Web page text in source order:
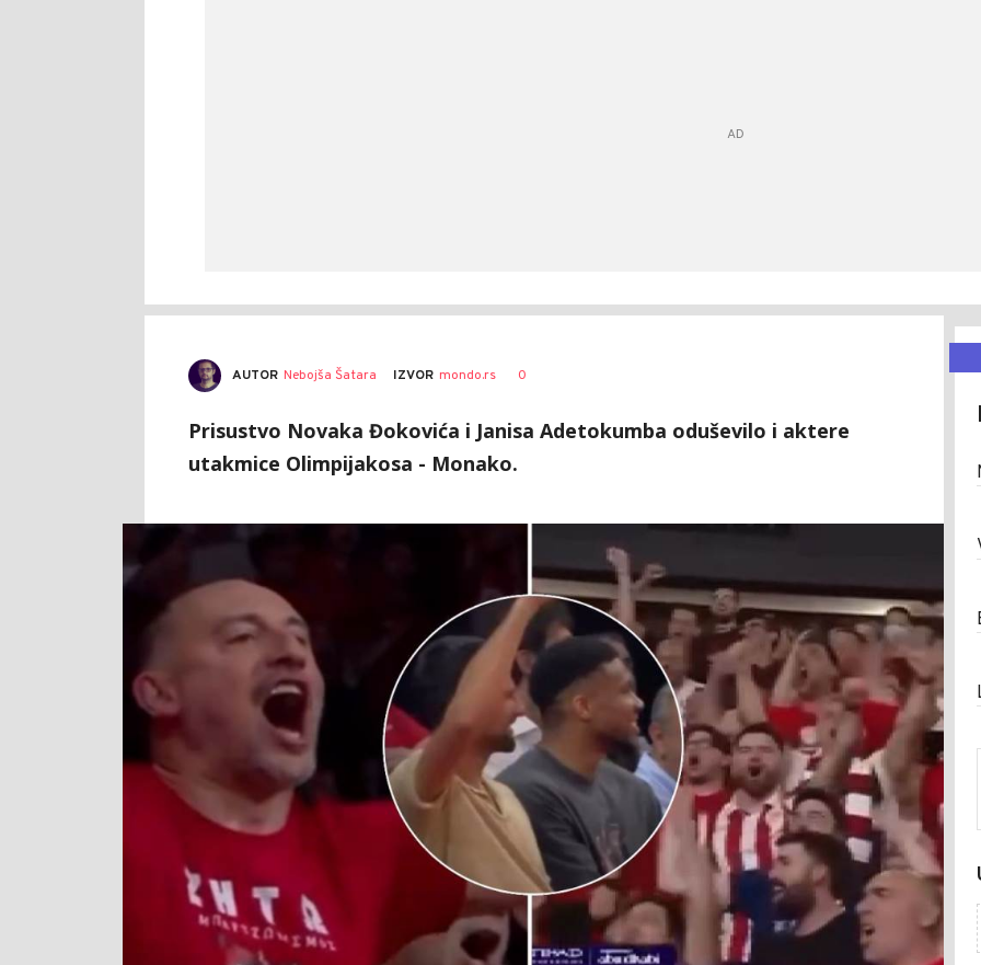
AUTOR Nebojša Šatara IZVOR mondo.rs 0
Prisustvo Novaka Đokovića i Janisa Adetokumba oduševilo i aktere
utakmice Olimpijakosa - Monako.